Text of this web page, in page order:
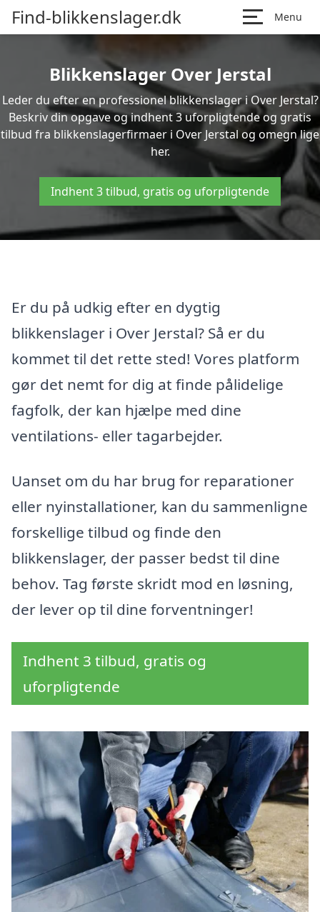
Find-blikkenslager.dk Menu
Blikkenslager Over Jerstal
Leder du efter en professionel blikkenslager i Over Jerstal?
Beskriv din opgave og indhent 3 uforpligtende og gratis
tilbud fra blikkenslagerfirmaer i Over Jerstal og omegn lige
her.
Indhent 3 tilbud, gratis og uforpligtende
Er du på udkig efter en dygtig
blikkenslager i Over Jerstal? Så er du
kommet til det rette sted! Vores platform
gør det nemt for dig at finde pålidelige
fagfolk, der kan hjælpe med dine
ventilations- eller tagarbejder.
Uanset om du har brug for reparationer
eller nyinstallationer, kan du sammenligne
forskellige tilbud og finde den
blikkenslager, der passer bedst til dine
behov. Tag første skridt mod en løsning,
der lever op til dine forventninger!
Indhent 3 tilbud, gratis og
uforpligtende